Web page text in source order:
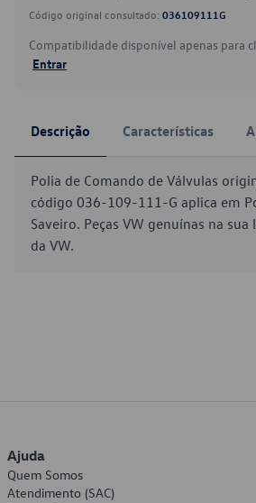
Código original consultado: 036109111G
Compatibilidade disponível apenas para
Entrar
Descrição Características
Polia de Comando de Válvulas
código 036-109-111-G aplica em
Saveiro. Peças VW genuínas na
da VW.
Ajuda
Quem Somos
Atendimento (SAC)